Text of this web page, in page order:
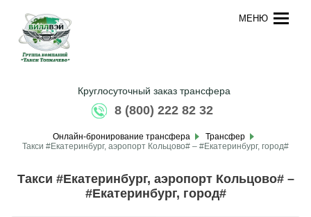
МЕНЮ
Круглосуточный заказ трансфера
8 (800) 222 82 32
Онлайн-бронирование трансфера
Трансфер
Такси #Екатеринбург, аэропорт Кольцово# – #Екатеринбург, город#
Такси #Екатеринбург, аэропорт Кольцово# –
#Екатеринбург, город#